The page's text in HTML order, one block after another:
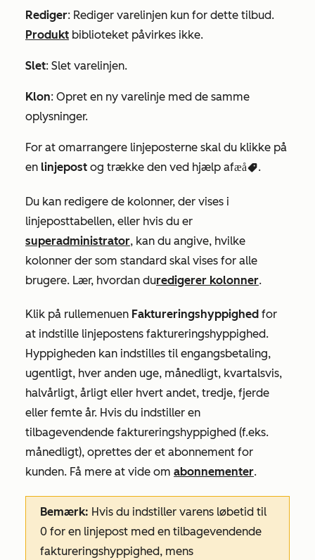
Rediger: Rediger varelinjen kun for dette tilbud.
Produkt biblioteket påvirkes ikke.
Slet: Slet varelinjen.
Klon: Opret en ny varelinje med de samme
oplysninger.
For at omarrangere linjeposterne skal du klikke på
en linjepost og trække den ved hjælp aftrækhåndtaget.
Du kan redigere de kolonner, der vises i
linjeposttabellen, eller hvis du er
superadministrator, kan du angive, hvilke
kolonner der som standard skal vises for alle
brugere. Lær, hvordan duredigerer kolonner.
Klik på rullemenuen Faktureringshyppighed for
at indstille linjepostens faktureringshyppighed.
Hyppigheden kan indstilles til engangsbetaling,
ugentligt, hver anden uge, månedligt, kvartalsvis,
halvårligt, årligt eller hvert andet, tredje, fjerde
eller femte år. Hvis du indstiller en
tilbagevendende faktureringshyppighed (f.eks.
månedligt), oprettes der et abonnement for
kunden. Få mere at vide om abonnementer.
Bemærk: Hvis du indstiller varens løbetid til
0 for en linjepost med en tilbagevendende
faktureringshyppighed, mens